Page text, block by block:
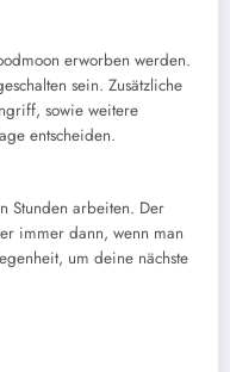
erworben werden.
sein. Zusätzliche
sowie weitere
entscheiden.
Stunden arbeiten. Der
immer dann, wenn man
um deine nächste